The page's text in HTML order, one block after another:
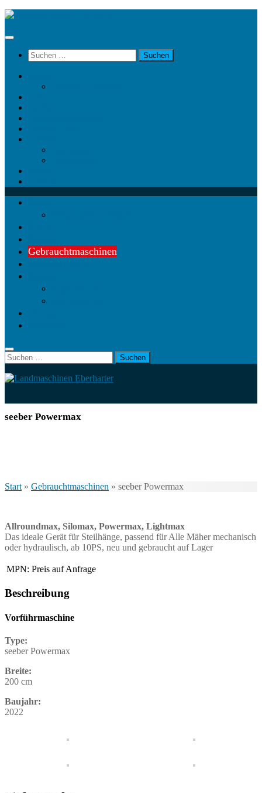
Unter
Inhalt
Suchen
nach:
Gebrauchtmaschinen
Suchen
nach:
seeber Powermax
Start » Gebrauchtmaschinen » seeber Powermax
Allroundmax, Silomax, Powermax, Lightmax
Das ideale Gerät für Steilhänge, passend für Alle Mäher mechanisch
oder hydraulisch, ab 10PS, neu und gebraucht auf Lager
MPN: Preis auf Anfrage
Beschreibung
Vorführmaschine
Type:
seeber Powermax
Breite:
200 cm
Baujahr:
2022